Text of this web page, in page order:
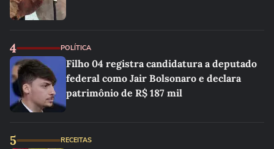
4 POLÍTICA
Filho 04 registra candidatura a deputado
federal como Jair Bolsonaro e declara
patrimônio de R$ 187 mil
5 RECEITAS